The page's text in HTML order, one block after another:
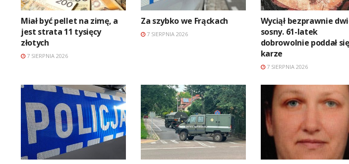
Miał być pellet na zimę, a
jest strata 11 tysięcy
złotych
7 SIERPNIA 2026
Za szybko we Frąckach
7 SIERPNIA 2026
Wyciął bezprawnie
sosny. 61-latek
dobrowolnie poddał się
karze
7 SIERPNIA 2026